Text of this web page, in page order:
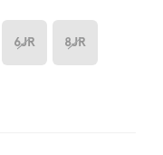
6JR 8JR